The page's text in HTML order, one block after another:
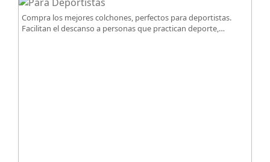
Compra los mejores colchones, perfectos para deportistas.
Facilitan el descanso a personas que practican deporte,